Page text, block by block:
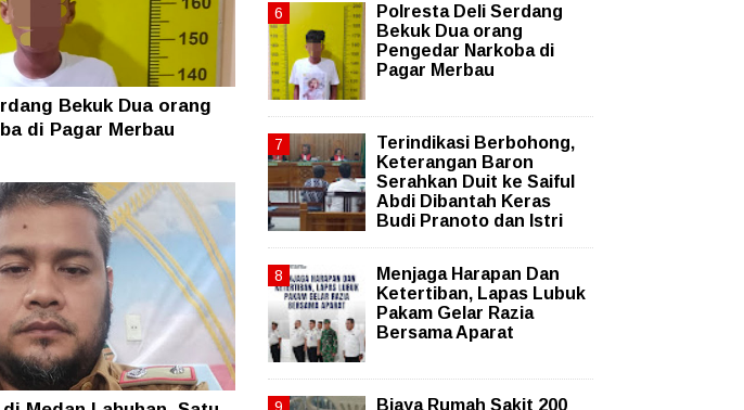
Bekuk Dua orang
di Pagar Merbau
Polresta Deli Serdang
Bekuk Dua orang
Pengedar Narkoba di
Pagar Merbau
Terindikasi Berbohong,
Keterangan Baron
Serahkan Duit ke Saiful
Abdi Dibantah Keras
Budi Pranoto dan Istri
Menjaga Harapan Dan
Ketertiban, Lapas Lubuk
Pakam Gelar Razia
Bersama Aparat
Biaya Rumah Sakit 200